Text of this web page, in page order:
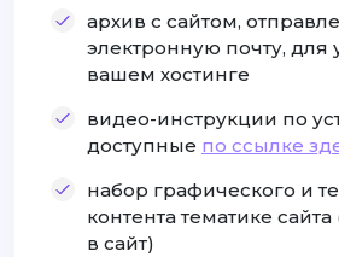
архив с сайтом,
электронную почту, для
вашем хостинге
видео-инструкции по
доступные по ссылке
набор графического и
контента тематике
в сайт)